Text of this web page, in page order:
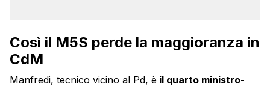
Così il M5S perde la maggioranza in
CdM
Manfredi, tecnico vicino al Pd, è il quarto ministro-